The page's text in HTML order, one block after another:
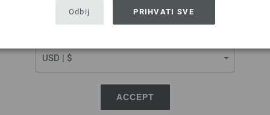
USA - The United States of America
ACCEPT
Odbij PRIHVATI SVE
za dostavu, Osnovna cijena:
/
bez PDV-a, dodatno troškovi za dostavu,